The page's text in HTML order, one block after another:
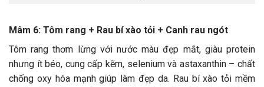
Mâm 6: Tôm rang + Rau bí xào tỏi + Canh rau ngót
Tôm rang thơm lừng với nước màu đẹp mắt, giàu protein
nhưng ít béo, cung cấp kẽm, selenium và astaxanthin – chất
chống oxy hóa mạnh giúp làm đẹp da. Rau bí xào tỏi mềm